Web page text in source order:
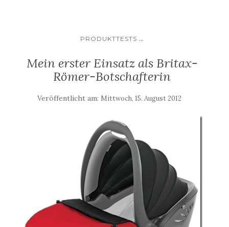
PRODUKTTESTS ...
Mein erster Einsatz als Britax-
Römer-Botschafterin
Veröffentlicht am: Mittwoch, 15. August 2012